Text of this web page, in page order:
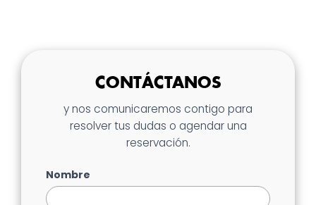
CONTÁCTANOS
y nos comunicaremos contigo para
resolver tus dudas o agendar una
reservación.
Nombre